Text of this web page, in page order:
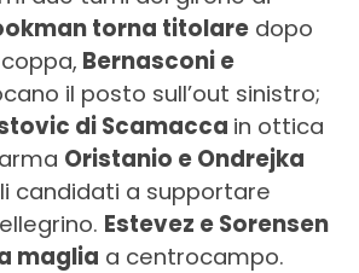
torna titolaredopo
Bernasconi e
il posto sull’out sinistro;
di Scamacca in ottica
Oristanio e Ondrejka
candidati a supportare
Estevez e Sorensen
maglia a centrocampo.